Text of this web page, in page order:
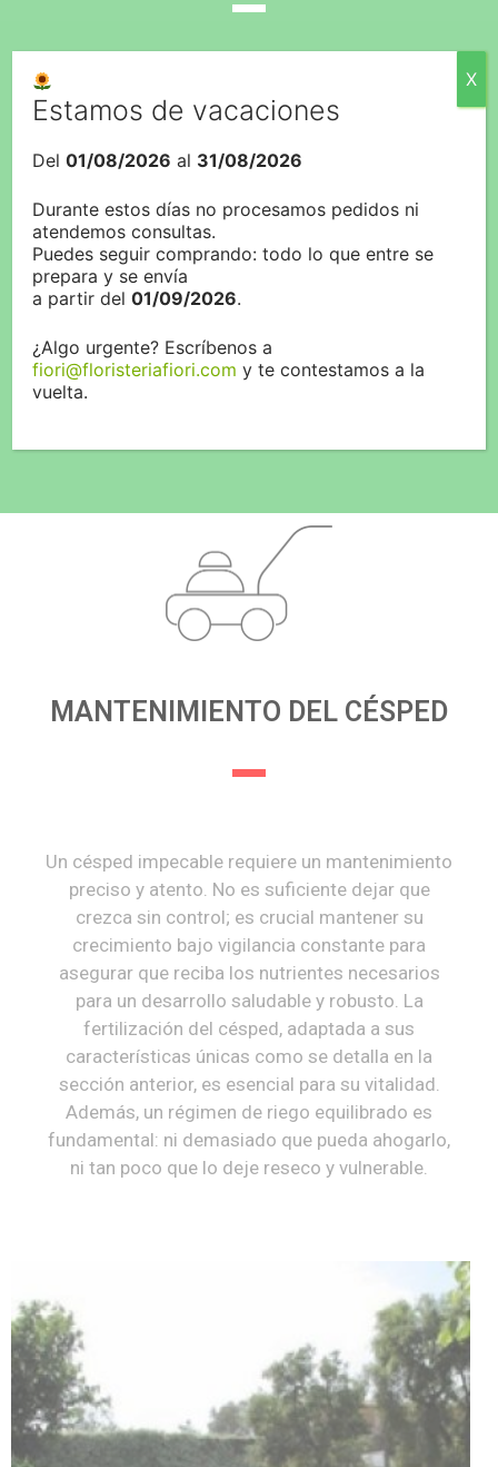
En nuestro servicio para mantenimiento de
jardines, destacamos la importancia crucial de
una planificación meticulosa. Sin una estrategia
jardines se convierte en un desafío. Por ello,
realizamos un análisis detallado que incluye la
extensión del área a tratar, la variedad de
elementos vegetales presentes, y sus
toma en cuenta factores ambientales como las
condiciones climáticas locales y la naturaleza de
las flores, plantas y árboles del jardín para
MANTENIMIENTO DEL CÉSPED
Un césped impecable requiere un mantenimiento
preciso y atento. No es suficiente dejar que
crezca sin control; es crucial mantener su
crecimiento bajo vigilancia constante para
asegurar que reciba los nutrientes necesarios
para un desarrollo saludable y robusto. La
fertilización del césped, adaptada a sus
características únicas como se detalla en la
sección anterior, es esencial para su vitalidad.
Además, un régimen de riego equilibrado es
fundamental: ni demasiado que pueda ahogarlo,
ni tan poco que lo deje reseco y vulnerable.
Estamos de vacaciones
Del01/08/2026 al 31/08/2026
Durante estos días no procesamos pedidos ni
atendemos consultas.
Puedes seguir comprando: todo lo que entre se
prepara y se envía
a partir del01/09/2026.
¿Algo urgente? Escríbenos a
fiori@floristeriafiori.com y te contestamos a la
vuelta.
X